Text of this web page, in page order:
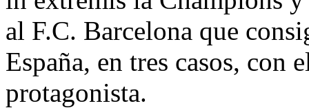
al F.C. Barcelona que
España, en tres casos,
protagonista.